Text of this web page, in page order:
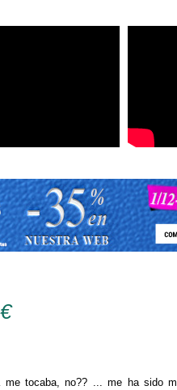
tocaba, no?? ... me ha sido